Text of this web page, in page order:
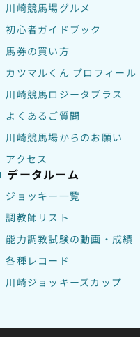
川崎競馬場グルメ
初心者ガイドブック
馬券の買い方
カツマルくん プロフィール
川崎競馬ロジータブラス
よくあるご質問
川崎競馬場からのお願い
アクセス
データルーム
ジョッキー一覧
調教師リスト
能力調教試験の動画・成績
各種レコード
川崎ジョッキーズカップ